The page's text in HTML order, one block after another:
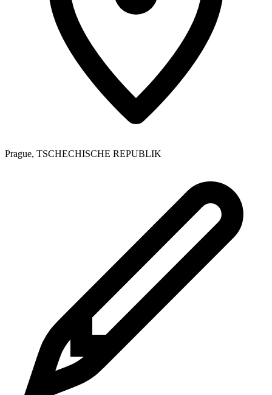
Prague, TSCHECHISCHE REPUBLIK